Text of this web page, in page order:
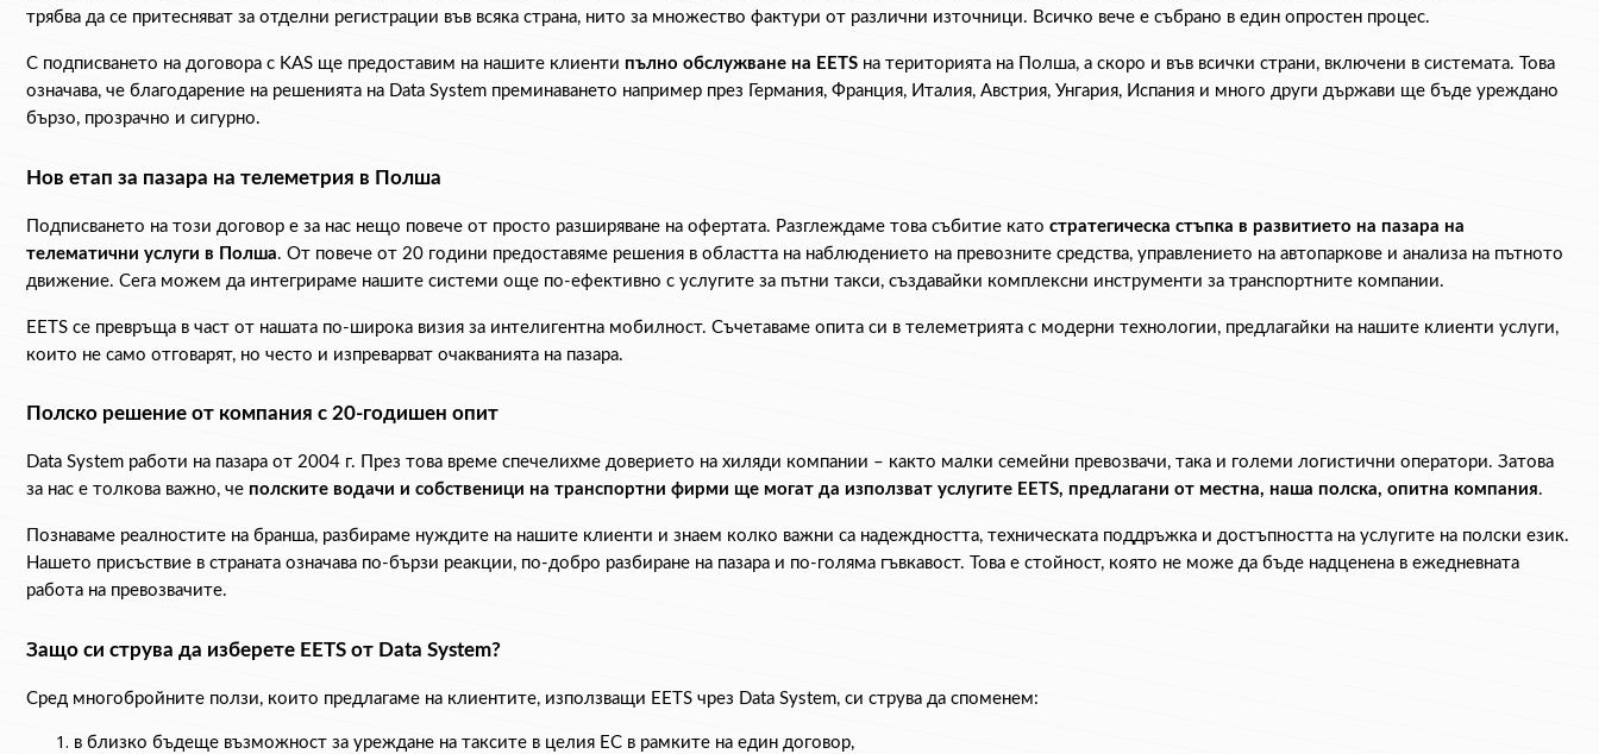
трябва да се притесняват за отделни регистрации във всяка страна, нито за множество фактури от различни източници. Всичко вече е събрано в един опростен процес.
С подписването на договора с KAS ще предоставим на нашите клиенти пълно обслужване на EETS на територията на Полша, а скоро и във всички страни, включени в системата. Това
означава, че благодарение на решенията на Data System преминаването например през Германия, Франция, Италия, Австрия, Унгария, Испания и много други държави ще бъде уреждано
бързо, прозрачно и сигурно.
Нов етап за пазара на телеметрия в Полша
Подписването на този договор е за нас нещо повече от просто разширяване на офертата. Разглеждаме това събитие като стратегическа стъпка в развитието на пазара на
телематични услуги в Полша. От повече от 20 години предоставяме решения в областта на наблюдението на превозните средства, управлението на автопаркове и анализа на пътното
движение. Сега можем да интегрираме нашите системи още по-ефективно с услугите за пътни такси, създавайки комплексни инструменти за транспортните компании.
EETS се превръща в част от нашата по-широка визия за интелигентна мобилност. Съчетаваме опита си в телеметрията с модерни технологии, предлагайки на нашите клиенти услуги,
които не само отговарят, но често и изпреварват очакванията на пазара.
Полско решение от компания с 20-годишен опит
Data System работи на пазара от 2004 г. През това време спечелихме доверието на хиляди компании – както малки семейни превозвачи, така и големи логистични оператори. Затова
за нас е толкова важно, че полските водачи и собственици на транспортни фирми ще могат да използват услугите EETS, предлагани от местна, наша полска, опитна компания.
Познаваме реалностите на бранша, разбираме нуждите на нашите клиенти и знаем колко важни са надеждността, техническата поддръжка и достъпността на услугите на полски език.
Нашето присъствие в страната означава по-бързи реакции, по-добро разбиране на пазара и по-голяма гъвкавост. Това е стойност, която не може да бъде надценена в ежедневната
работа на превозвачите.
Защо си струва да изберете EETS от Data System?
Сред многобройните ползи, които предлагаме на клиентите, използващи EETS чрез Data System, си струва да споменем:
в близко бъдеще възможност за уреждане на таксите в целия ЕС в рамките на един договор,